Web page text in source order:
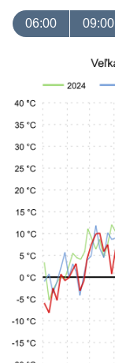
06:00 09:00